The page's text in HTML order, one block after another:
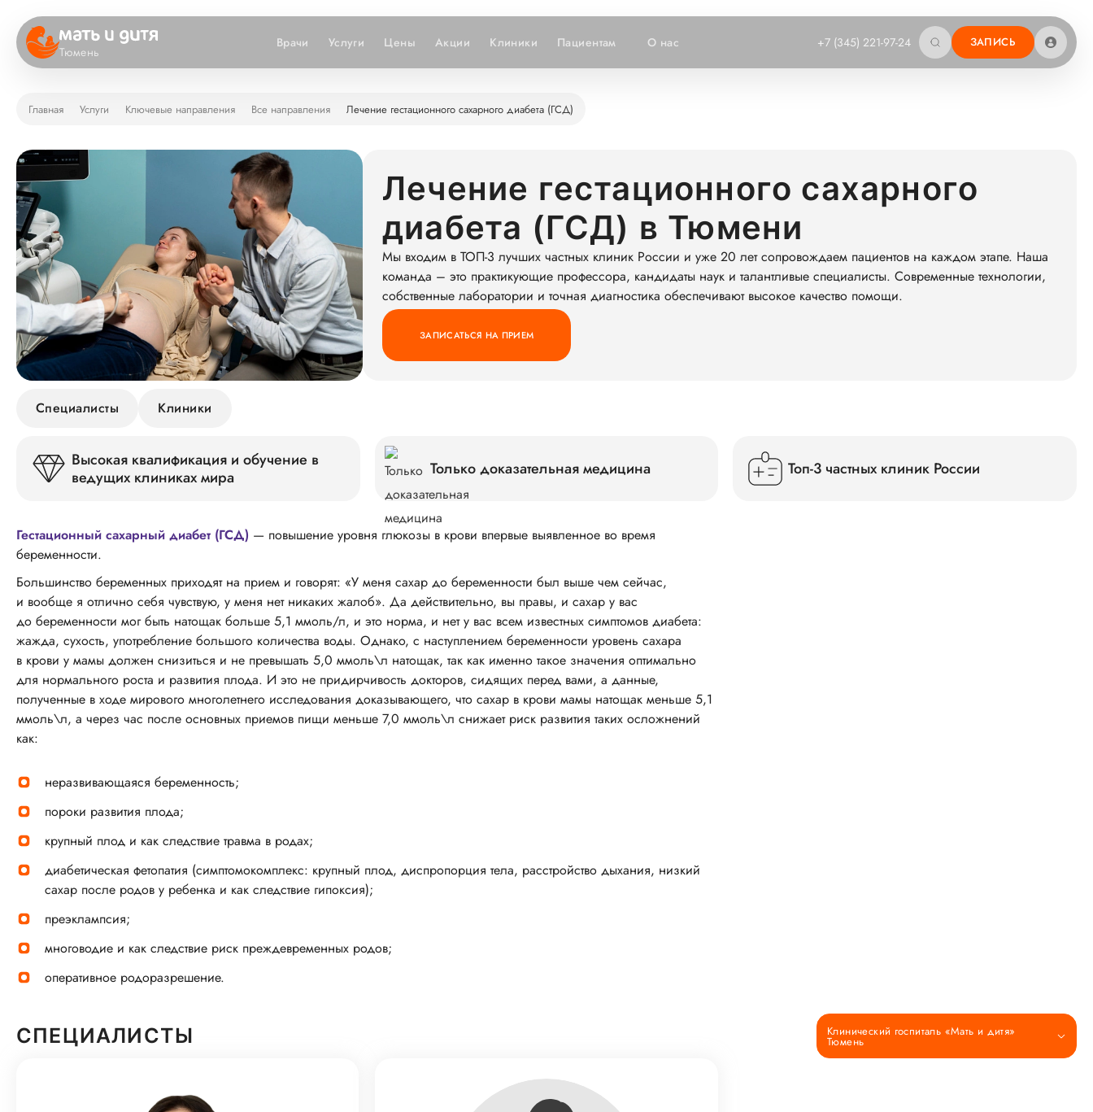
Тюмень
Врачи Услуги Цены Акции Клиники Пациентам О нас +7 (345) 221-97-24 ЗАПИСЬ
Главная Услуги Ключевые направления Все направления Лечение гестационного сахарного диабета (ГСД)
Лечение гестационного сахарного
диабета (ГСД) в Тюмени
Мы входим в ТОП-3 лучших частных клиник России и уже 20 лет сопровождаем пациентов на каждом этапе. Наша
команда – это практикующие профессора, кандидаты наук и талантливые специалисты. Современные технологии,
собственные лаборатории и точная диагностика обеспечивают высокое качество помощи.
ЗАПИСАТЬСЯ НА ПРИЕМ
Специалисты Клиники
Высокая квалификация и обучение в
ведущих клиниках мира
Только доказательная медицина Топ-3 частных клиник России
Гестационный сахарный диабет (ГСД) — повышение уровня глюкозы в крови впервые выявленное во время
беременности.
Большинство беременных приходят на прием и говорят: «У меня сахар до беременности был выше чем сейчас,
и вообще я отлично себя чувствую, у меня нет никаких жалоб». Да действительно, вы правы, и сахар у вас
до беременности мог быть натощак больше 5,1 ммоль/л, и это норма, и нет у вас всем известных симптомов диабета:
жажда, сухость, употребление большого количества воды. Однако, с наступлением беременности уровень сахара
в крови у мамы должен снизиться и не превышать 5,0 ммоль\л натощак, так как именно такое значения оптимально
для нормального роста и развития плода. И это не придирчивость докторов, сидящих перед вами, а данные,
полученные в ходе мирового многолетнего исследования доказывающего, что сахар в крови мамы натощак меньше 5,1
ммоль\л, а через час после основных приемов пищи меньше 7,0 ммоль\л снижает риск развития таких осложнений
как:
неразвивающаяся беременность;
пороки развития плода;
крупный плод и как следствие травма в родах;
диабетическая фетопатия (симптомокомплекс: крупный плод, диспропорция тела, расстройство дыхания, низкий
сахар после родов у ребенка и как следствие гипоксия);
преэклампсия;
многоводие и как следствие риск преждевременных родов;
оперативное родоразрешение.
СПЕЦИАЛИСТЫ Клинический госпиталь «Мать и дитя»
Тюмень